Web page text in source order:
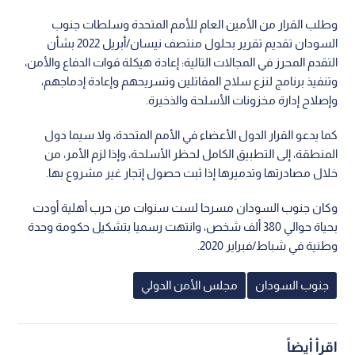
وطلب القرار من الأمين العام للأمم المتحدة وسلطات جنوب
السودان تقديم تقرير بحلول منتصف نيسان/أبريل 2022 بشأن
التقدم المحرز في المجالات التالية: إعادة هيكلة قوات الدفاع والأمن،
وتنفيذ برنامج لنزع سلاح المقاتلين وتسريحهم وإعادة إدماجهم،
وإصلاح إدارة مخزونات الأسلحة والذخيرة.
كما يدعو القرار الدول الأعضاء في الأمم المتحدة، ولا سيما دول
المنطقة، إلى التطبيق الكامل لحظر الأسلحة، وإذا لزم الأمر، من
خلال مصادرتها وتدميرها إذا ثبت حصول إتجار غير مشروع بها.
وكان جنوب السودان مسرحا لست سنوات من حرب أهلية أودت
بحياة حوالي 380 ألف شخص، وانتهت رسميا بتشكيل حكومة وحدة
وطنية في شباط/فبراير 2020.
جنوب السودان مجلس الأمن الدولي
اقرأ أيضاً